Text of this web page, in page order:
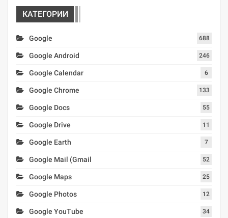
КАТЕГОРИИ
Google 688
Google Android 246
Google Calendar 6
Google Chrome 133
Google Docs 55
Google Drive 11
Google Earth 7
Google Mail (Gmail 52
Google Maps 25
Google Photos 12
Google YouTube 34